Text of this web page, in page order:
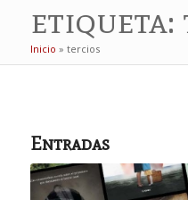
etiqueta:
Inicio » tercios
Entradas